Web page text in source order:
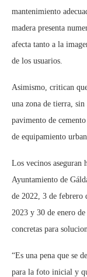
mantenimiento
madera presenta
afecta tanto a la
de los usuarios.
Asimismo, critican
una zona de tierra,
pavimento de
de equipamiento
Los vecinos aseguran
Ayuntamiento de
de 2022, 3 de febrero
2023 y 30 de enero
concretas para
“Es una pena que se
para la foto inicial y